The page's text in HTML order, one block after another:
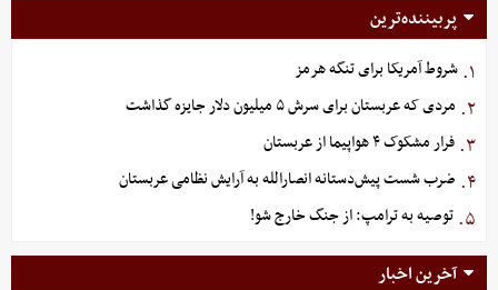
پربیننده‌ترین
۱. شروط آمریکا برای تنگه هرمز
۲. مردی که عربستان برای سرش ۵ میلیون دلار جایزه گذاشت
۳. فرار مشکوک ۴ هواپیما از عربستان
۴. ضرب شست پیش‌دستانه انصارالله به آرایش نظامی عربستان
۵. توصیه به ترامپ: از جنگ خارج شو!
آخرین اخبار